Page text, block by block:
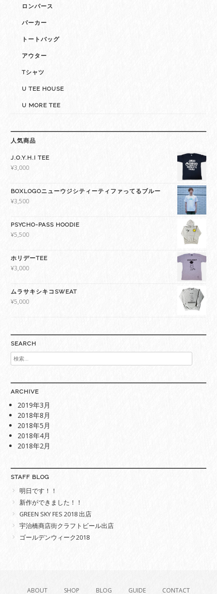
ロンパース
パーカー
トートバッグ
アウター
Tシャツ
U TEE HOUSE
U MORE TEE
人気商品
J.O.Y.H.I TEE
¥3,000
BOXLOGOニューウジシティーティファってるブルー
¥3,500
PSYCHO-PASS HOODIE
¥5,500
ホリデーTEE
¥3,000
ムラサキシキコSWEAT
¥5,000
SEARCH
検
索:
ARCHIVE
2019年3月
2018年8月
2018年5月
2018年4月
2018年2月
STAFF BLOG
明日です！！
新作ができました！！
GREEN SKY FES 2018 出店
宇治橋商店街クラフトビール出店
ゴールデンウィーク2018
ABOUT SHOP BLOG GUIDE CONTACT